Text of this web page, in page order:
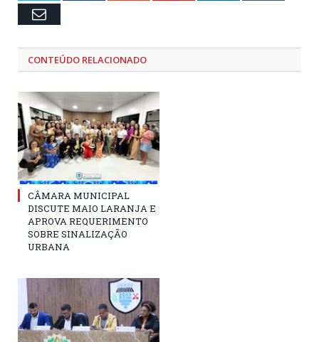
Email
CONTEÚDO RELACIONADO
CÂMARA MUNICIPAL
DISCUTE MAIO LARANJA E
APROVA REQUERIMENTO
SOBRE SINALIZAÇÃO
URBANA